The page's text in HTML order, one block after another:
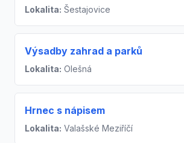
Lokalita: Šestajovice
Výsadby zahrad a parků
Lokalita: Olešná
Hrnec s nápisem
Lokalita: Valašské Meziříčí